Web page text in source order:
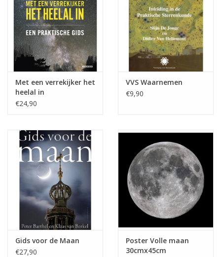
Met een verrekijker het
heelal in
€24,90
VVS Waarnemen
€9,90
Gids voor de Maan
€27,90
Poster Volle maan
30cmx45cm